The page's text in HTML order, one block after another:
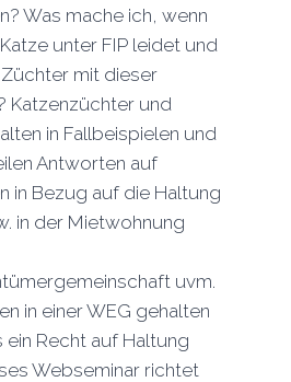
Was mache ich, wenn
unter FIP leidet und
mit dieser
Katzenzüchter und
in Fallbeispielen und
Antworten auf
in Bezug auf die Haltung
in der Mietwohnung
uvm.
in einer WEG gehalten
Recht auf Haltung
Webseminar richtet